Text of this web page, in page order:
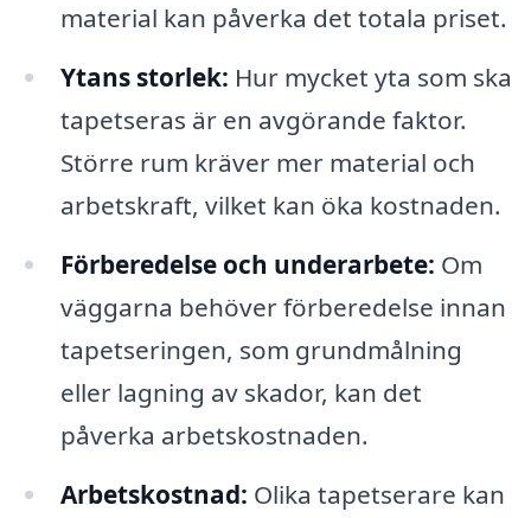
material kan påverka det totala priset.
Ytans storlek: Hur mycket yta som ska
tapetseras är en avgörande faktor.
Större rum kräver mer material och
arbetskraft, vilket kan öka kostnaden.
Förberedelse och underarbete: Om
väggarna behöver förberedelse innan
tapetseringen, som grundmålning
eller lagning av skador, kan det
påverka arbetskostnaden.
Arbetskostnad: Olika tapetserare kan